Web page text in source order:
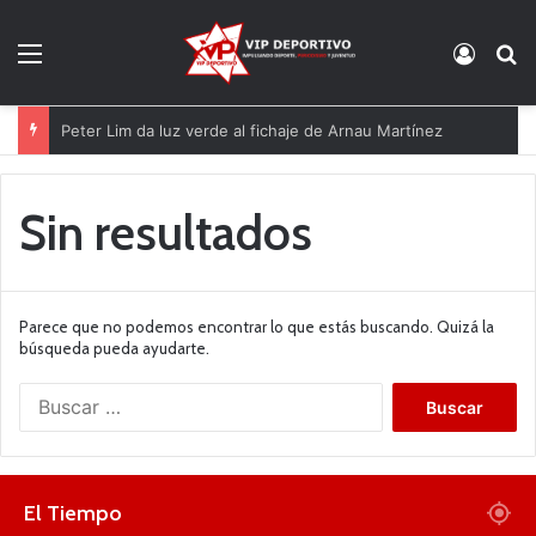
Peter Lim da luz verde al fichaje de Arnau Martínez
Sin resultados
Parece que no podemos encontrar lo que estás buscando. Quizá la
búsqueda pueda ayudarte.
El Tiempo